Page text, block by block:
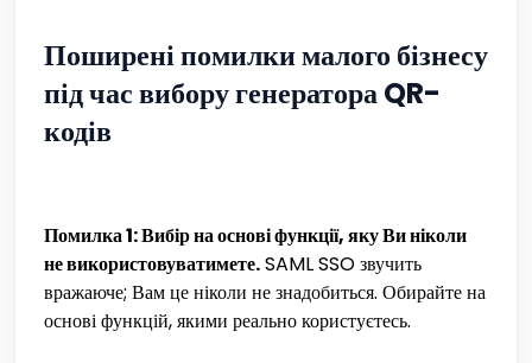
Поширені помилки малого бізнесу
під час вибору генератора QR-
кодів
Помилка 1: Вибір на основі функції, яку Ви ніколи
не використовуватимете.SAML SSO звучить
вражаюче; Вам це ніколи не знадобиться. Обирайте на
основі функцій, якими реально користуєтесь.